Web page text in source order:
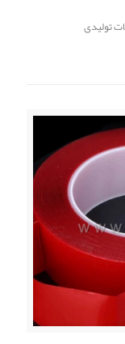
تولیدی